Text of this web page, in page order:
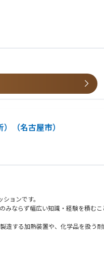
（名古屋市）
ョンです。
ならず幅広い知識・経験を積む
する加熱装置や、化学品を扱う
環境ニーズに応える製品を幅広い